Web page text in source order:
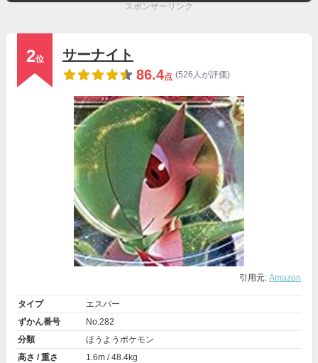
スポンサーリンク
2位
サーナイト
86.4点 (526人が評価)
引用元: Amazon
タイプ
エスパー
ずかん番号
No.282
分類
ほうようポケモン
高さ / 重さ
1.6m / 48.4kg